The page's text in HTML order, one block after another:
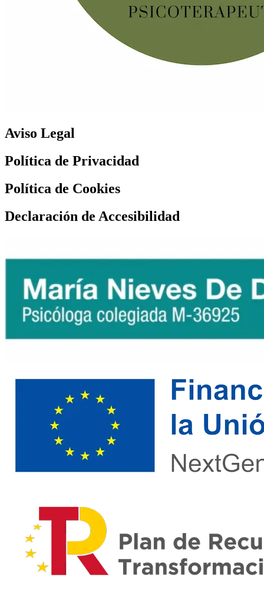
Aviso Legal
Política de Privacidad
Política de Cookies
Declaración de Accesibilidad